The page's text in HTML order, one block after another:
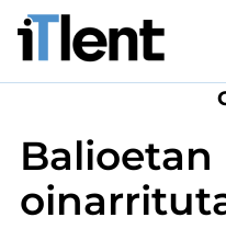
Balioetan